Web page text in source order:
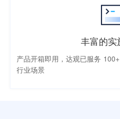
丰富的实
产品开箱即用，达观已服务
行业场景